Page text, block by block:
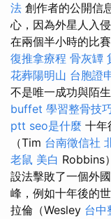
法 創作者的公開信
心，因為外星人入
在兩個半小時的比
復推拿療程 骨灰罈
花葬陽明山 台胞證
不是唯一成功與陌
buffet 學習整骨技
ptt seo是什麼 十年
（Tim 台南徵信社
老鼠 美白 Robbins
設法擊敗了一個外
峰，例如十年後的
拉倫（Wesley 台中